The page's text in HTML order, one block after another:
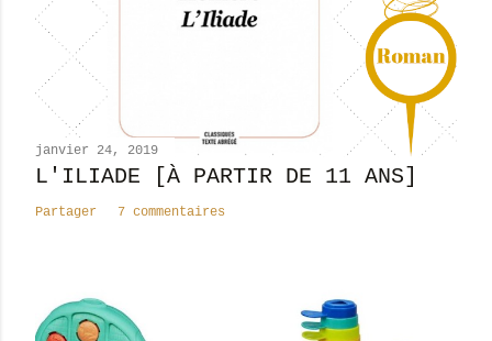
c
m
n
t
i
janvier 24, 2019
L'ILIADE [À PARTIR DE 11 ANS]
Partager 7 commentaires